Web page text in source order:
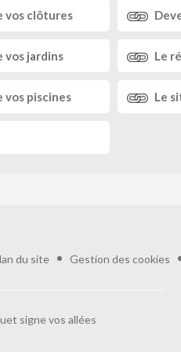
vos clôtures
vos jardins Le
vos piscines Le
du site Gestion des cookies
signe vos allées
Personnalisez vos